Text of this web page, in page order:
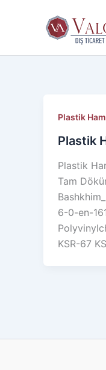
Plastik
Plastik
Plastik
Tam
6-0-en-
KSR-67